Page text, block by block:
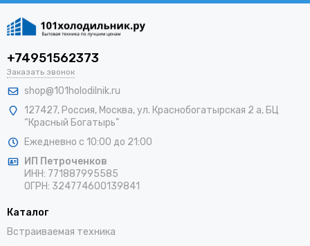
+74951562373
Заказать звонок
shop@101holodilnik.ru
127427, Россия, Москва,ул. Краснобогатырская 2 а, БЦ
“Красный Богатырь”
Ежедневно с 10:00 до 21:00
ИП Петроченков
ИНН: 771887995585
ОГРН: 324774600139841
Каталог
Встраиваемая техника